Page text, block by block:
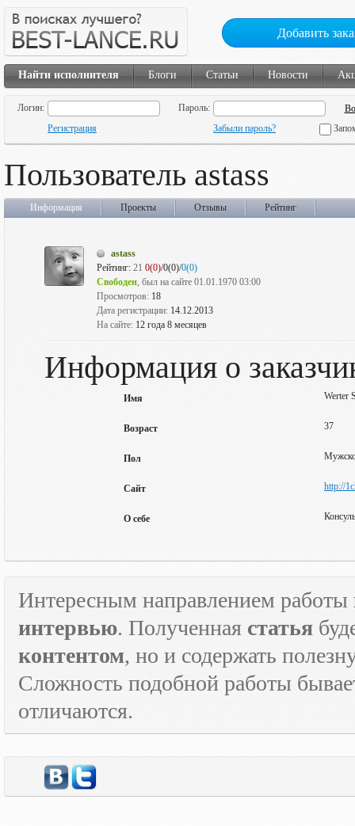
Добавить
Найти исполнителя Блоги Статьи Новости
Логин:
Пароль:
Регистрация
Забыли пароль?
Пользователь astass
Информация Проекты Отзывы Рейтинг
astass
Рейтинг: 21 0(0)/0(0)/0(0)
Свободен, был на сайте 01.01.1970 03:00
Просмотров: 18
Дата регистрации: 14.12.2013
На сайте: 12 года 8 месяцев
Информация о
Имя Werter
Возраст 37
Пол
Сайт http://
О себе
Интересным направлением работы
интервью. Полученная статья
контентом, но и содержать
Сложность подобной работы
отличаются.